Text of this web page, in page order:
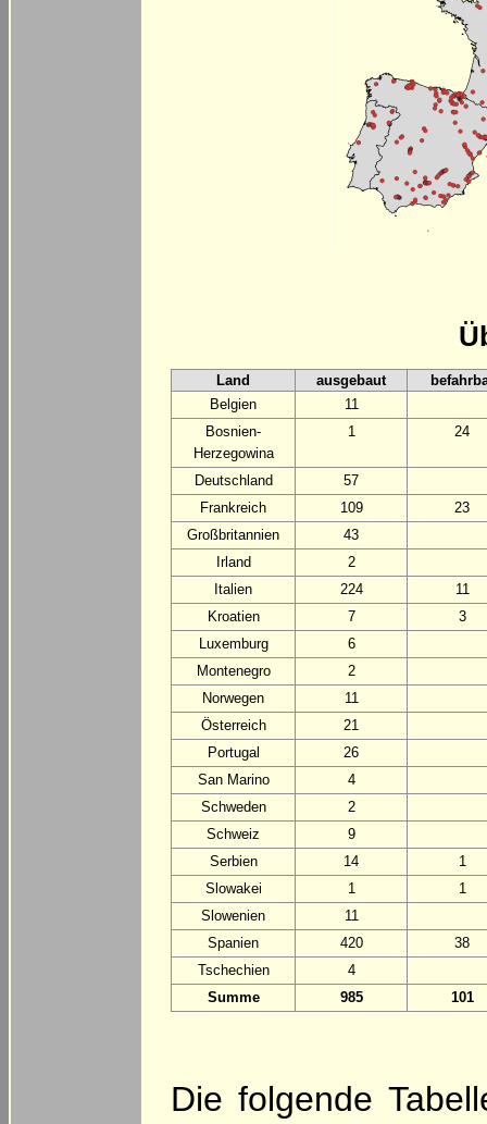
Land ausgebaut
Belgien
11
Bosnien-
Herzegowina
1 24
Deutschland
57
Frankreich
109
23
Großbritannien
43
Irland
2
Italien
224
11
Kroatien
7
3
Luxemburg
6
Montenegro
2
Norwegen
11
Österreich
21
Portugal
26
San Marino
4
Schweden
2
Schweiz
9
Serbien
14
1
Slowakei
1
1
Slowenien
11
Spanien
420
38
Tschechien
4
Summe
985 101
Die folgende